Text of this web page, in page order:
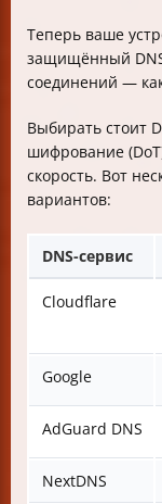
Теперь ваше
защищённый
соединений —
Выбирать стоит
шифрование
скорость. Вот
вариантов:
DNS-сервис
Cloudflare
Google
AdGuard DNS
NextDNS